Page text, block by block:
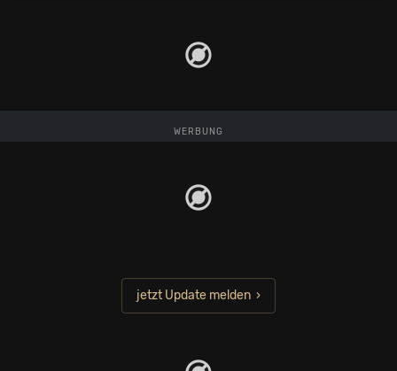
WERBUNG
jetzt Update melden